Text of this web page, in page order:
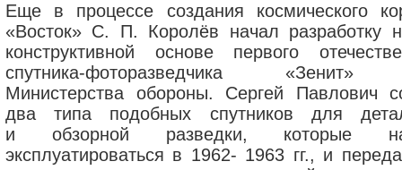
Еще в процессе создания космического
«Восток» С. П. Королёв начал разработку
конструктивной основе первого
спутника-фоторазведчика
Министерства обороны. Сергей Павлович
два типа подобных спутников для
и обзорной разведки, которые
эксплуатироваться в 1962- 1963 гг., и